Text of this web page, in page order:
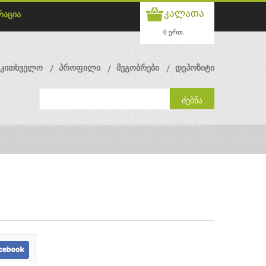
კალათა
0 ერთ.
პროფილი მეგობრები დეპოზიტი